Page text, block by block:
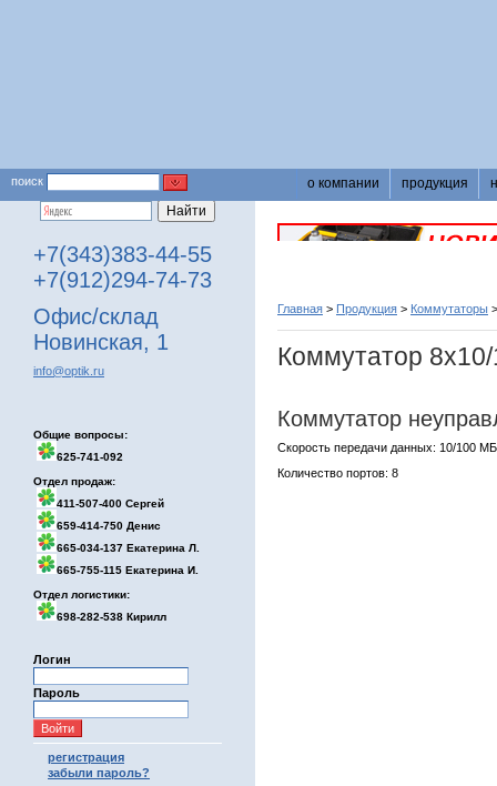
поиск о компании продукция
+7(343)383-44-55
+7(912)294-74-73
Офис/склад
Новинская, 1
info@optik.ru
Общие вопросы:
625-741-092
Отдел продаж:
411-507-400 Сергей
659-414-750 Денис
665-034-137 Екатерина Л.
665-755-115 Екатерина И.
Отдел логистики:
698-282-538 Кирилл
Логин
Пароль
регистрация
забыли пароль?
Главная > Продукция > Коммутаторы
Коммутатор
Коммутатор
Скорость передачи данных: 10/100
Количество портов: 8